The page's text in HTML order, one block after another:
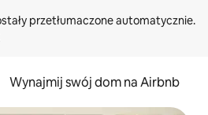
Wynajmij swój dom na Airbnb